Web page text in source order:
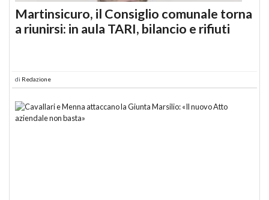
Martinsicuro, il Consiglio comunale torna
a riunirsi: in aula TARI, bilancio e rifiuti
di Redazione